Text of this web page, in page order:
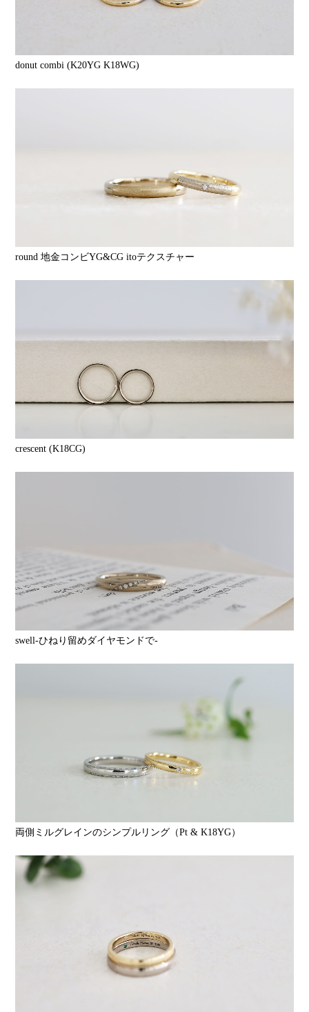
donut combi (K20YG K18WG)
round 地金コンビYG&CG itoテクスチャー
crescent (K18CG)
swell-ひねり留めダイヤモンドで-
両側ミルグレインのシンプルリング（Pt & K18YG）